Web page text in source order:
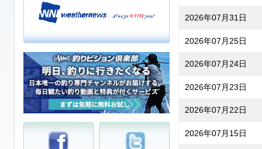
2026年07月31日
2026年07月25日
2026年07月24日
2026年07月23日
2026年07月22日
2026年07月15日